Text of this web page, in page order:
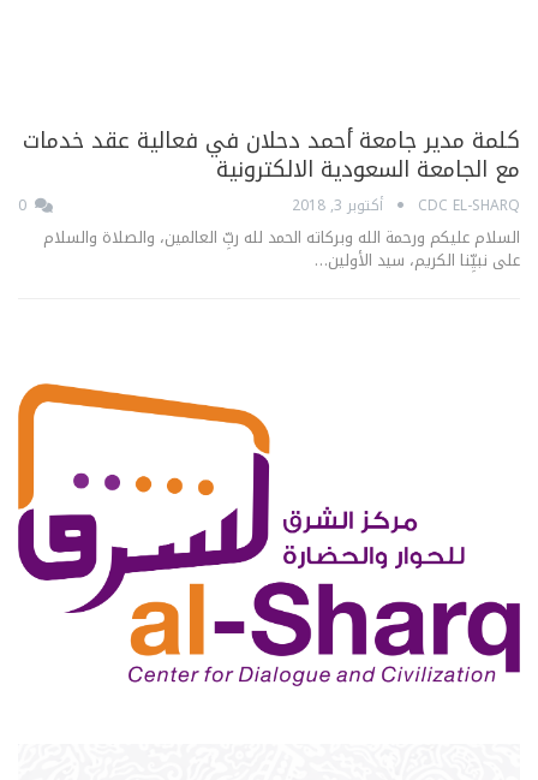
كلمة مدير جامعة أحمد دحلان في فعالية عقد خدمات
مع الجامعة السعودية الالكترونية
CDC EL-SHARQ أكتوبر 3, 2018
السلام عليكم ورحمة الله وبركاته الحمد لله ربِّ العالمين، والصلاة والسلام
على نبيِّنا الكريم، سيد الأولين…